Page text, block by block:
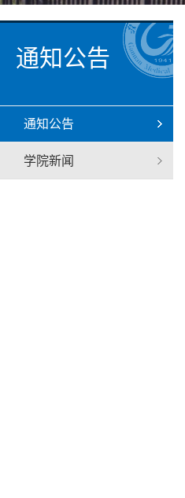
通知公告
通知公告
学院新闻